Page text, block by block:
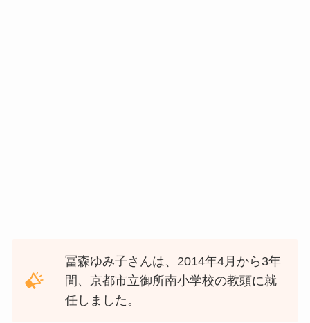
冨森ゆみ子さんは、2014年4月から3年
間、京都市立御所南小学校の教頭に就
任しました。